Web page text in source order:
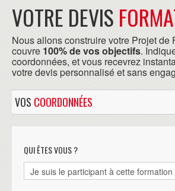
VOTRE DEVIS
Nous allons construire votre Projet de
couvre 100% de vos objectifs.
coordonnées, et vous recevrez
votre devis personnalisé et sans
VOS COORDONNÉES
QUI ÊTES VOUS ?